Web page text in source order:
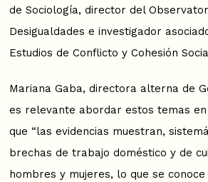
de Sociología, director del
Desigualdades e investigador
Estudios de Conflicto y Cohesión
Mariana Gaba, directora alterna de
es relevante abordar estos temas en
que “las evidencias muestran,
brechas de trabajo doméstico y de
hombres y mujeres, lo que se conoce